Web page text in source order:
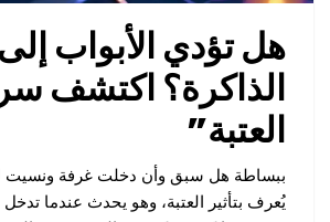
هل تؤدي الأبواب
الذاكرة؟ اكتشف سر
العتبة”
ببساطة هل سبق وأن دخلت غرفة ونسيت
يُعرف بتأثير العتبة، وهو يحدث عندما تدخل